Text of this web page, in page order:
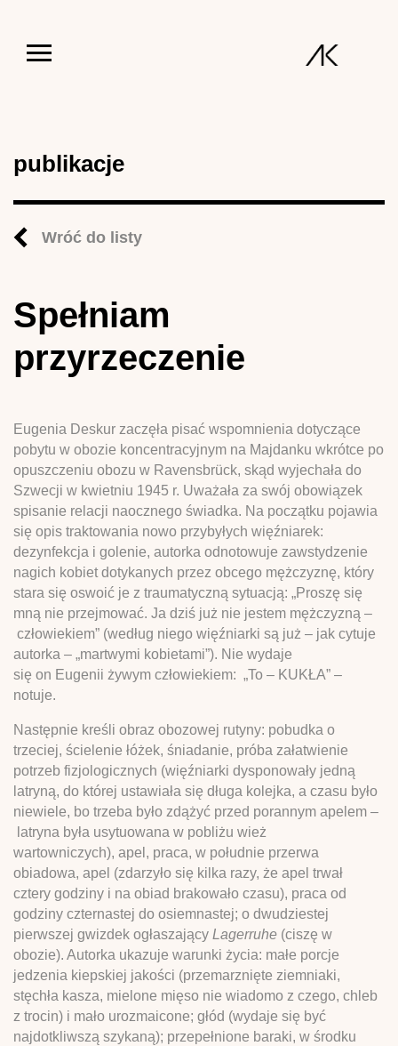
publikacje
Wróć do listy
Spełniam
przyrzeczenie
Eugenia Deskur zaczęła pisać wspomnienia dotyczące
pobytu w obozie koncentracyjnym na Majdanku wkrótce po
opuszczeniu obozu w Ravensbrück, skąd wyjechała do
Szwecji w kwietniu 1945 r. Uważała za swój obowiązek
spisanie relacji naocznego świadka. Na początku pojawia
się opis traktowania nowo przybyłych więźniarek:
dezynfekcja i golenie, autorka odnotowuje zawstydzenie
nagich kobiet dotykanych przez obcego mężczyznę, który
stara się oswoić je z traumatyczną sytuacją: „Proszę się
mną nie przejmować. Ja dziś już nie jestem mężczyzną –
człowiekiem” (według niego więźniarki są już – jak cytuje
autorka – „martwymi kobietami”). Nie wydaje
się on Eugenii żywym człowiekiem: „To – KUKŁA” –
notuje.
Następnie kreśli obraz obozowej rutyny: pobudka o
trzeciej, ścielenie łóżek, śniadanie, próba załatwienie
potrzeb fizjologicznych (więźniarki dysponowały jedną
latryną, do której ustawiała się długa kolejka, a czasu było
niewiele, bo trzeba było zdążyć przed porannym apelem –
latryna była usytuowana w pobliżu wież
wartowniczych), apel, praca, w południe przerwa
obiadowa, apel (zdarzyło się kilka razy, że apel trwał
cztery godziny i na obiad brakowało czasu), praca od
godziny czternastej do osiemnastej; o dwudziestej
pierwszej gwizdek ogłaszający Lagerruhe (ciszę w
obozie). Autorka ukazuje warunki życia: małe porcje
jedzenia kiepskiej jakości (przemarznięte ziemniaki,
stęchła kasza, mielone mięso nie wiadomo z czego, chleb
z trocin) i mało urozmaicone; głód (wydaje się być
najdotkliwszą szykaną); przepełnione baraki, w środku